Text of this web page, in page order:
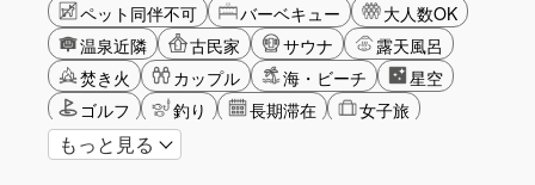
ペット同伴不可 バーベキュー
大人数OK
温泉近隣
古民家 サウナ
露天風呂
焚き火
カップル 海・ビーチ
星空
ゴルフ
釣り 長期滞在
女子旅
駅から徒歩圏内
もっと見る